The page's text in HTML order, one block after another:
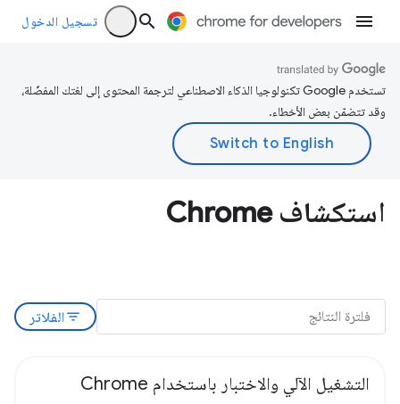
تسجيل الدخول
تستخدم Google تكنولوجيا الذكاء الاصطناعي لترجمة المحتوى إلى لغتك المفضّلة،
وقد تتضمّن بعض الأخطاء.
استكشاف Chrome
filter_listالفلاتر
التشغيل الآلي والاختبار باستخدام Chrome